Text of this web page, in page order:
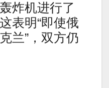
炸机进行了
表明“即使俄
兰”，双方仍